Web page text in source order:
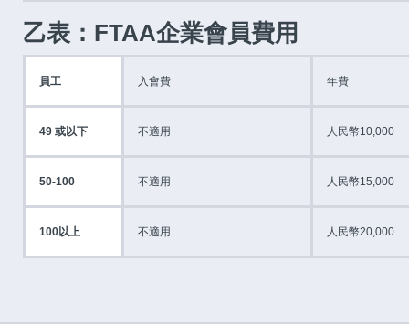
乙表：FTAA企業會員費用
員工 入會費 年費
49 或以下 不適用 人民幣10,000
50-100 不適用 人民幣15,000
100以上 不適用 人民幣20,000